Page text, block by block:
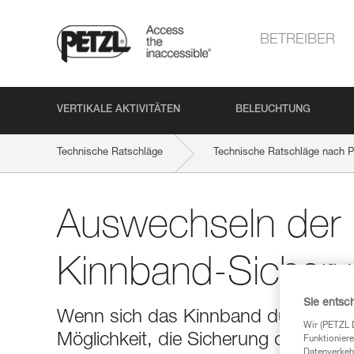
BETREIBER
VERTIKALE AKTIVITÄTEN BELEUCHTUNG
Technische Ratschläge Technische Ratschläge nach
Auswechseln der
Kinnband-
Wenn sich das Kinnband durch zu
Möglichkeit, die Sicherung der
Sie
Wir (PETZL